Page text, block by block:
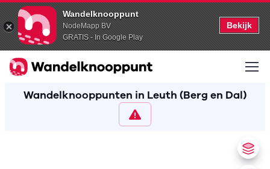
Wandelknooppunt
NodeMapp BV
GRATIS - In Google Play
Bekijk
Wandelknooppunten in Leuth (Berg en Dal)